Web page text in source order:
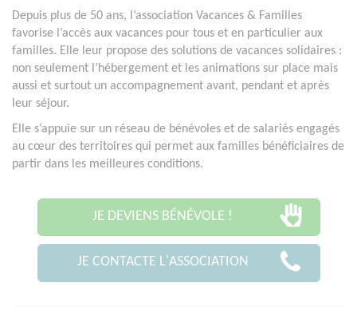
Depuis plus de 50 ans, l’association Vacances & Familles
favorise l’accès aux vacances pour tous et en particulier aux
familles. Elle leur propose des solutions de vacances solidaires :
non seulement l’hébergement et les animations sur place mais
aussi et surtout un accompagnement avant, pendant et après
leur séjour.
Elle s’appuie sur un réseau de bénévoles et de salariés engagés
au cœur des territoires qui permet aux familles bénéficiaires de
partir dans les meilleures conditions.
JE DEVIENS BÉNÉVOLE !
JE CONTACTE L'ASSOCIATION